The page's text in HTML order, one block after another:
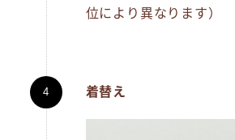
位により異なります）
着替え